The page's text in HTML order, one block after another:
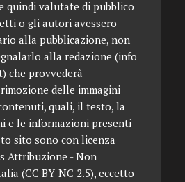
quindi valutate di pubblico
o gli autori avessero
alla pubblicazione, non
alla redazione (info
che provvederà
delle immagini
quali, il testo, la
e le informazioni presenti
sito sono con licenza
Attribuzione - Non
(CC BY-NC 2.5), eccetto